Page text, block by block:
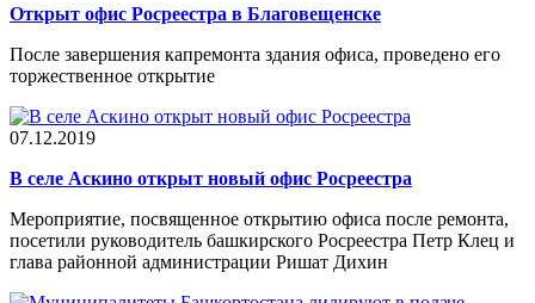
Открыт офис Росреестра в Благовещенске
После завершения капремонта здания офиса, проведено его
торжественное открытие
07.12.2019
В селе Аскино открыт новый офис Росреестра
Мероприятие, посвященное открытию офиса после ремонта,
посетили руководитель башкирского Росреестра Петр Клец и
глава районной администрации Ришат Дихин